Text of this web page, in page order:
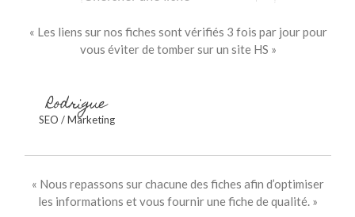
« Les liens sur nos fiches sont vérifiés 3 fois par jour pour
vous éviter de tomber sur un site HS »
Rodrigue
SEO / Marketing
« Nous repassons sur chacune des fiches afin d’optimiser
les informations et vous fournir une fiche de qualité. »